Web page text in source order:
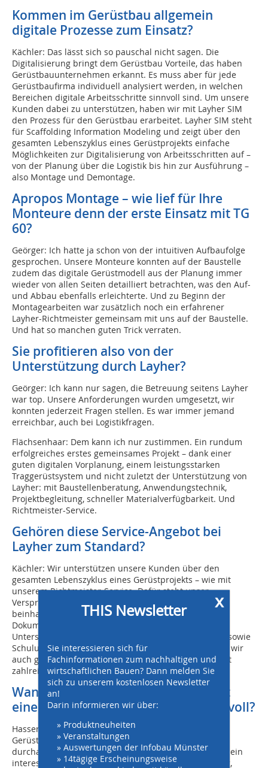
Kommen im Gerüstbau allgemein
digitale Prozesse zum Einsatz?
Kächler: Das lässt sich so pauschal nicht sagen. Die
Digitalisierung bringt dem Gerüstbau Vorteile, das haben
Gerüstbauunternehmen erkannt. Es muss aber für jede
Gerüstbaufirma individuell analysiert werden, in welchen
Bereichen digitale Arbeitsschritte sinnvoll sind. Um unsere
Kunden dabei zu unterstützen, haben wir mit Layher SIM
den Prozess für den Gerüstbau erarbeitet. Layher SIM steht
für Scaffolding Information Modeling und zeigt über den
gesamten Lebenszyklus eines Gerüstprojekts einfache
Möglichkeiten zur Digitalisierung von Arbeitsschritten auf –
von der Planung über die Logistik bis hin zur Ausführung –
also Montage und Demontage.
Apropos Montage – wie lief für Ihre
Monteure denn der erste Einsatz mit TG
60?
Geörger: Ich hatte ja schon von der intuitiven Aufbaufolge
gesprochen. Unsere Monteure konnten auf der Baustelle
zudem das digitale Gerüstmodell aus der Planung immer
wieder von allen Seiten detailliert betrachten, was den Auf-
und Abbau ebenfalls erleichterte. Und zu Beginn der
Montagearbeiten war zusätzlich noch ein erfahrener
Layher-Richtmeister gemeinsam mit uns auf der Baustelle.
Und hat so manchen guten Trick verraten.
Sie profitieren also von der
Unterstützung durch Layher?
Geörger: Ich kann nur sagen, die Betreuung seitens Layher
war top. Unsere Anforderungen wurden umgesetzt, wir
konnten jederzeit Fragen stellen. Es war immer jemand
erreichbar, auch bei Logistikfragen.
Flächsenhaar: Dem kann ich nur zustimmen. Ein rundum
erfolgreiches erstes gemeinsames Projekt – dank einer
guten digitalen Vorplanung, einem leistungsstarken
Traggerüstsystem und nicht zuletzt der Unterstützung von
Layher: mit Baustellenberatung, Anwendungstechnik,
Projektbegleitung, schneller Materialverfügbarkeit. Und
Richtmeister-Service.
Gehören diese Service-Angebot bei
Layher zum Standard?
Kächler: Wir unterstützen unsere Kunden über den
gesamten Lebenszyklus eines Gerüstprojekts – wie mit
unserem Richtmeister-Service. Dafür steht unser
Versprechen „Mehr möglich“. Unser Service-Angebot
beinhaltet auch eine umfangreiche Technische
Dokumentation, digitale Planungstools, die technische
Unterstützung durch unsere Anwendungsingenieure sowie
Schulungen und Seminare. Und bei Bedarf vermitteln wir
auch gerne den Kontakt zu einem unserer bundesweit
zahlreichen Layher Gerüstbaukunden.
Wann wäre die Zusammenarbeit mit
einer Gerüstbaufirma eventuell sinnvoll?
Hassert: Die Zusammenarbeit mit einem
Gerüstbauunternehmen kann für Bauunternehmen
durchaus Vorteile bringen, da Gerüstbau-Spezialisten ein
interessantes Gesamtpaket aus Materialbereitstellung,
x
THIS Newsletter
Sie interessieren sich für
Fachinformationen zum nachhaltigen und
wirtschaftlichen Bauen? Dann melden Sie
sich zu unserem kostenlosen Newsletter
an!
Darin informieren wir über:
» Produktneuheiten
» Veranstaltungen
» Auswertungen der Infobau Münster
» 14tägige Erscheinungsweise